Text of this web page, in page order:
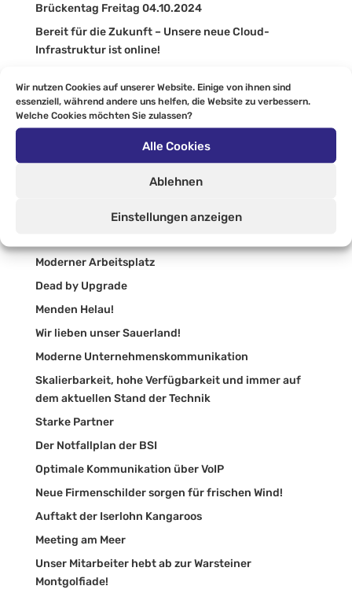
Wir nutzen Cookies auf unserer Website. Einige von ihnen sind
essenziell, während andere uns helfen, die Website zu verbessern.
Welche Cookies möchten Sie zulassen?
Alle Cookies
Ablehnen
Einstellungen anzeigen
Brückentag Freitag 04.10.2024
Bereit für die Zukunft – Unsere neue Cloud-
Infrastruktur ist online!
Unterstützung der Jugend des TuS Iserlohn
Teammeeting mal anders
VIERTELFINALE!!!!
Synaxon Impulse 2024
Moderner Arbeitsplatz
Dead by Upgrade
Menden Helau!
Wir lieben unser Sauerland!
Moderne Unternehmenskommunikation
Skalierbarkeit, hohe Verfügbarkeit und immer auf
dem aktuellen Stand der Technik
Starke Partner
Der Notfallplan der BSI
Optimale Kommunikation über VoIP
Neue Firmenschilder sorgen für frischen Wind!
Auftakt der Iserlohn Kangaroos
Meeting am Meer
Unser Mitarbeiter hebt ab zur Warsteiner
Montgolfiade!